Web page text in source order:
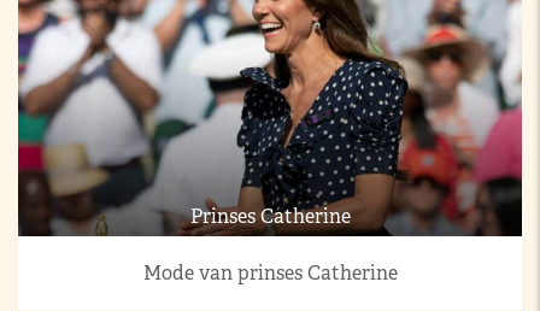
Prinses Catherine
Mode van prinses Catherine